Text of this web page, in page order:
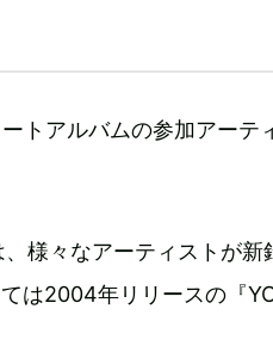
トアルバムの参加アーテ
様々なアーティストが新
は2004年リリースの『